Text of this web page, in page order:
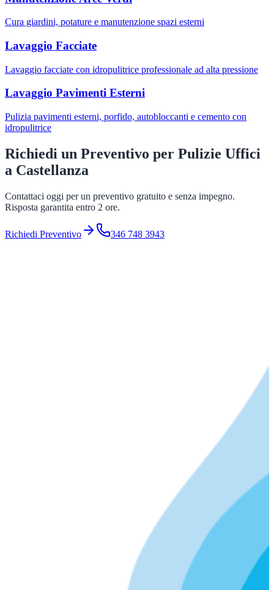
Cura giardini, potature e manutenzione spazi esterni
Lavaggio Facciate
Lavaggio facciate con idropulitrice professionale ad alta pressione
Lavaggio Pavimenti Esterni
Pulizia pavimenti esterni, porfido, autobloccanti e cemento con
idropulitrice
Richiedi un Preventivo per Pulizie Uffici
a Castellanza
Contattaci oggi per un preventivo gratuito e senza impegno.
Risposta garantita entro 2 ore.
Richiedi Preventivo 346 748 3943